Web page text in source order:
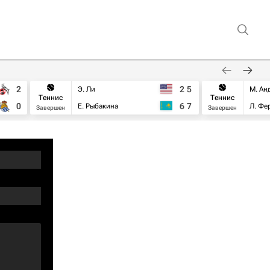
2
0
Теннис
Завершен
Э. Ли
Е. Рыбакина
2 5
6 7
Теннис
Завершен
М.
Л.